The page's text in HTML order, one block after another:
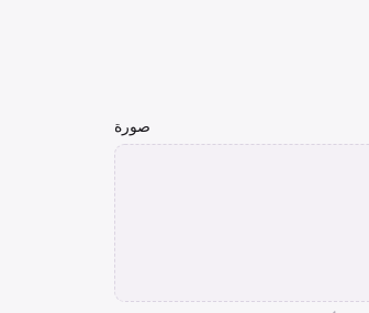
صورة